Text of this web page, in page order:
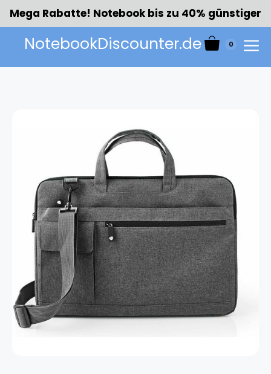
Zum
Inhalt
springen
Mega Rabatte! Notebook bis zu 40% günstiger
NotebookDiscounter.de 0
Menü